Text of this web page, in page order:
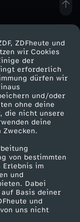
ZDFheute und
wir Cookies
der
erforderlich
dürfen wir
und/oder
ohne deine
die nicht unsere
deine
Zwecken.
von bestimmten
im
und
Dabei
Basis deiner
und
uns nicht
ZDF